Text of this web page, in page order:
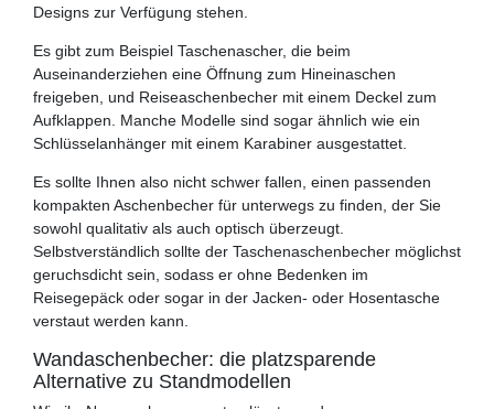
Designs zur Verfügung stehen.
Es gibt zum Beispiel Taschenascher, die beim
Auseinanderziehen eine Öffnung zum Hineinaschen
freigeben, und Reiseaschenbecher mit einem Deckel zum
Aufklappen. Manche Modelle sind sogar ähnlich wie ein
Schlüsselanhänger mit einem Karabiner ausgestattet.
Es sollte Ihnen also nicht schwer fallen, einen passenden
kompakten Aschenbecher für unterwegs zu finden, der Sie
sowohl qualitativ als auch optisch überzeugt.
Selbstverständlich sollte der Taschenaschenbecher möglichst
geruchsdicht sein, sodass er ohne Bedenken im
Reisegepäck oder sogar in der Jacken- oder Hosentasche
verstaut werden kann.
Wandaschenbecher: die platzsparende
Alternative zu Standmodellen